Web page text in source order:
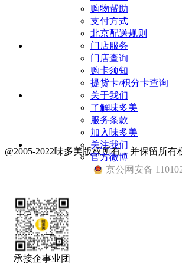
购物帮助
支付方式
北京配送规则
门店服务
门店查询
购卡须知
提货卡/积分卡查询
关于我们
了解味多美
服务条款
加入味多美
关注我们
官方微博
承接企事业团
@2005-2022味多美版权所有，并保留所有
京公网安备